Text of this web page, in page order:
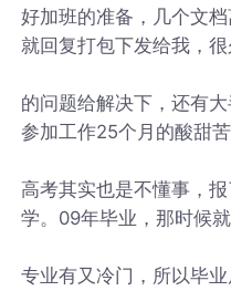
好加班的准备，几个文
就回复打包下发给我，
的问题给解决下，还有
参加工作25个月的酸甜
高考其实也是不懂事，
学。09年毕业，那时候
专业有又冷门，所以毕